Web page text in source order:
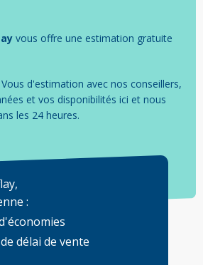
vous offre une estimation gratuite
d'estimation avec nos conseillers,
et vos disponibilités ici et nous
les 24 heures.
,
:
de délai de vente